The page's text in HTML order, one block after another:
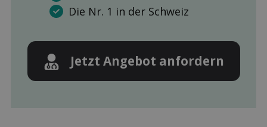
Die Nr. 1 in der Schweiz
Jetzt Angebot anfordern